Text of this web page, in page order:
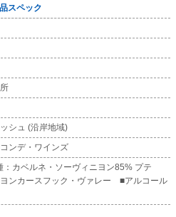
スペック
シュ (沿岸地域)
ンデ・ワインズ
カベルネ・ソーヴィニヨン85% プテ
ンカースフック・ヴァレー ■アルコール